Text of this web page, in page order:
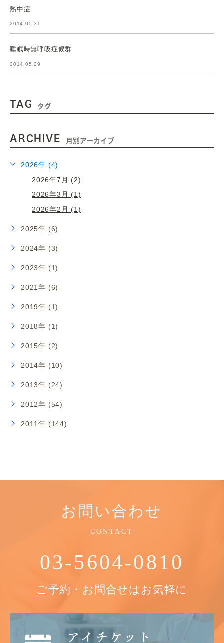
熱中症
2014.05.31
睡眠時無呼吸症候群
2014.05.29
TAG タグ
ARCHIVE 月別アーカイブ
2026年 (4)
2026年7月 (2)
2026年3月 (1)
2026年2月 (1)
2025年 (6)
2024年 (3)
2023年 (1)
2021年 (6)
2019年 (1)
2018年 (1)
2015年 (2)
2014年 (10)
2013年 (24)
2012年 (54)
2011年 (144)
お問い合わせ
CONTACT
03-5604-0810
ご予約・お問合せはお気軽に